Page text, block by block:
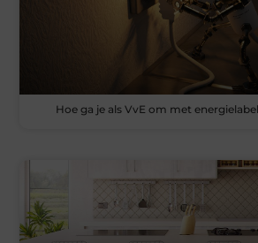
Hoe ga je als VvE om met